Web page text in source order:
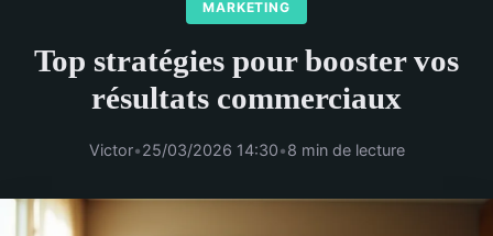
MARKETING
Top stratégies pour booster vos
résultats commerciaux
Victor•25/03/2026 14:30•8 min de lecture